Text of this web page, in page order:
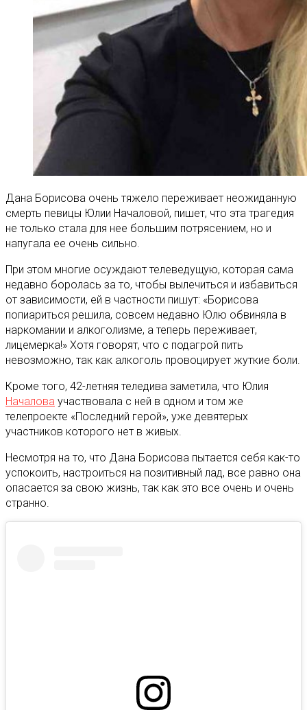
Дана Борисова очень тяжело переживает неожиданную
смерть певицы Юлии Началовой, пишет, что эта трагедия
не только стала для нее большим потрясением, но и
напугала ее очень сильно.
При этом многие осуждают телеведущую, которая сама
недавно боролась за то, чтобы вылечиться и избавиться
от зависимости, ей в частности пишут: «Борисова
попиариться решила, совсем недавно Юлю обвиняла в
наркомании и алкоголизме, а теперь переживает,
лицемерка!» Хотя говорят, что с подагрой пить
невозможно, так как алкоголь провоцирует жуткие боли.
Кроме того, 42-летняя теледива заметила, что Юлия
Началова участвовала с ней в одном и том же
телепроекте «Последний герой», уже девятерых
участников которого нет в живых.
Несмотря на то, что Дана Борисова пытается себя как-то
успокоить, настроиться на позитивный лад, все равно она
опасается за свою жизнь, так как это все очень и очень
странно.